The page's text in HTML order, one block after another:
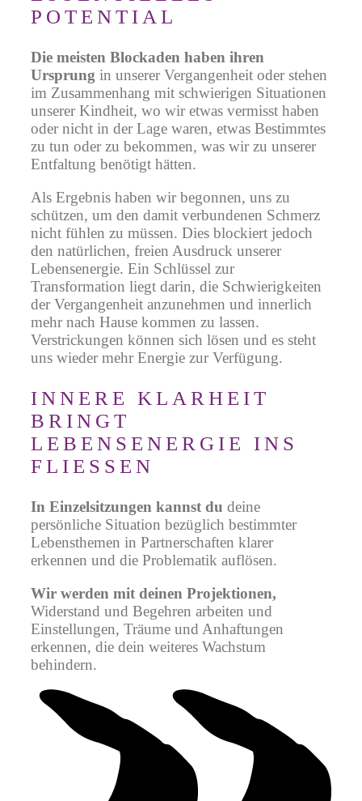
POTENTIAL
Die meisten Blockaden haben ihren
Ursprung in unserer Vergangenheit oder stehen
im Zusammenhang mit schwierigen Situationen
unserer Kindheit, wo wir etwas vermisst haben
oder nicht in der Lage waren, etwas Bestimmtes
zu tun oder zu bekommen, was wir zu unserer
Entfaltung benötigt hätten.
Als Ergebnis haben wir begonnen, uns zu
schützen, um den damit verbundenen Schmerz
nicht fühlen zu müssen. Dies blockiert jedoch
den natürlichen, freien Ausdruck unserer
Lebensenergie. Ein Schlüssel zur
Transformation liegt darin, die Schwierigkeiten
der Vergangenheit anzunehmen und innerlich
mehr nach Hause kommen zu lassen.
Verstrickungen können sich lösen und es steht
uns wieder mehr Energie zur Verfügung.
INNERE KLARHEIT
BRINGT
LEBENSENERGIE INS
FLIESSEN
In Einzelsitzungen kannst du deine
persönliche Situation bezüglich bestimmter
Lebensthemen in Partnerschaften klarer
erkennen und die Problematik auflösen.
Wir werden mit deinen Projektionen,
Widerstand und Begehren arbeiten und
Einstellungen, Träume und Anhaftungen
erkennen, die dein weiteres Wachstum
behindern.